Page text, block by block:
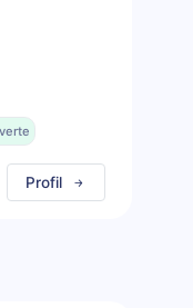
Profil